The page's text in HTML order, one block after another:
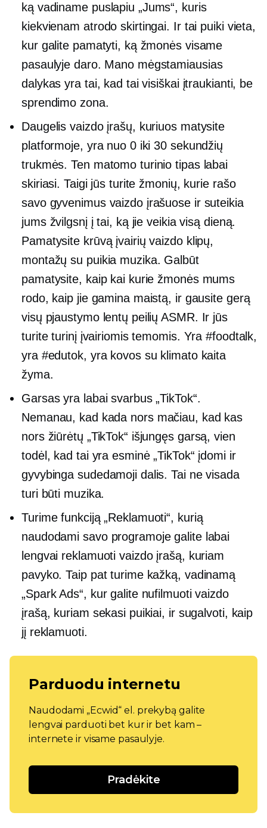
ką vadiname puslapiu „Jums“, kuris
kiekvienam atrodo skirtingai. Ir tai puiki vieta,
kur galite pamatyti, ką žmonės visame
pasaulyje daro. Mano mėgstamiausias
dalykas yra tai, kad tai visiškai įtraukianti, be
sprendimo zona.
Daugelis vaizdo įrašų, kuriuos matysite
platformoje, yra nuo 0 iki 30 sekundžių
trukmės. Ten matomo turinio tipas labai
skiriasi. Taigi jūs turite žmonių, kurie rašo
savo gyvenimus vaizdo įrašuose ir suteikia
jums žvilgsnį į tai, ką jie veikia visą dieną.
Pamatysite krūvą įvairių vaizdo klipų,
montažų su puikia muzika. Galbūt
pamatysite, kaip kai kurie žmonės mums
rodo, kaip jie gamina maistą, ir gausite gerą
visų pjaustymo lentų peilių ASMR. Ir jūs
turite turinį įvairiomis temomis. Yra #foodtalk,
yra #edutok, yra kovos su klimato kaita
žyma.
Garsas yra labai svarbus „TikTok“.
Nemanau, kad kada nors mačiau, kad kas
nors žiūrėtų „TikTok“ išjungęs garsą, vien
todėl, kad tai yra esminė „TikTok“ įdomi ir
gyvybinga sudedamoji dalis. Tai ne visada
turi būti muzika.
Turime funkciją „Reklamuoti“, kurią
naudodami savo programoje galite labai
lengvai reklamuoti vaizdo įrašą, kuriam
pavyko. Taip pat turime kažką, vadinamą
„Spark Ads“, kur galite nufilmuoti vaizdo
įrašą, kuriam sekasi puikiai, ir sugalvoti, kaip
jį reklamuoti.
Parduodu internetu
Naudodami „Ecwid“ el. prekybą galite
lengvai parduoti bet kur ir bet kam –
internete ir visame pasaulyje.
Pradėkite